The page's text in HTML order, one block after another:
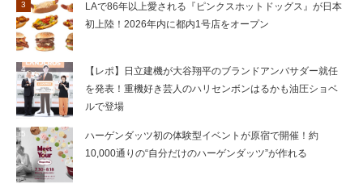
LAで86年以上愛される『ピンクスホットドッグス』が日本
初上陸！2026年内に都内1号店をオープン
【レポ】日立建機が大谷翔平のブランドアンバサダー就任
を発表！重機好き芸人のハリセンボンはるかも油圧ショベ
ルで登場
ハーゲンダッツ初の体験型イベントが原宿で開催！約
10,000通りの“自分だけのハーゲンダッツ”が作れる